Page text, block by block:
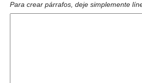
Para crear párrafos, deje simplemente